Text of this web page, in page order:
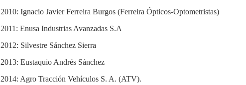
2010: Ignacio Javier Ferreira Burgos (Ferreira Ópticos-Optometristas)
2011: Enusa Industrias Avanzadas S.A
2012: Silvestre Sánchez Sierra
2013: Eustaquio Andrés Sánchez
2014: Agro Tracción Vehículos S. A. (ATV).